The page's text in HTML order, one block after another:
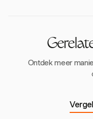
Ontdek meer